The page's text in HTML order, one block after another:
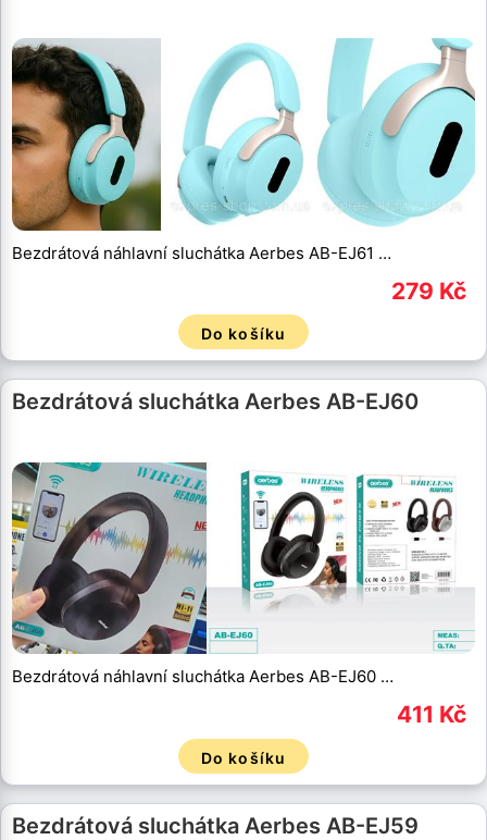
Bezdrátová náhlavní sluchátka Aerbes AB-EJ61 …
279 Kč
Do košíku
Bezdrátová sluchátka Aerbes AB-EJ60
Bezdrátová náhlavní sluchátka Aerbes AB-EJ60 …
411 Kč
Do košíku
Bezdrátová sluchátka Aerbes AB-EJ59